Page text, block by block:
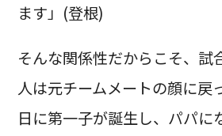
ます」(登根)
そんな関係性だからこそ、試
人は元チームメートの顔に戻
日に第一子が誕生し、パパに